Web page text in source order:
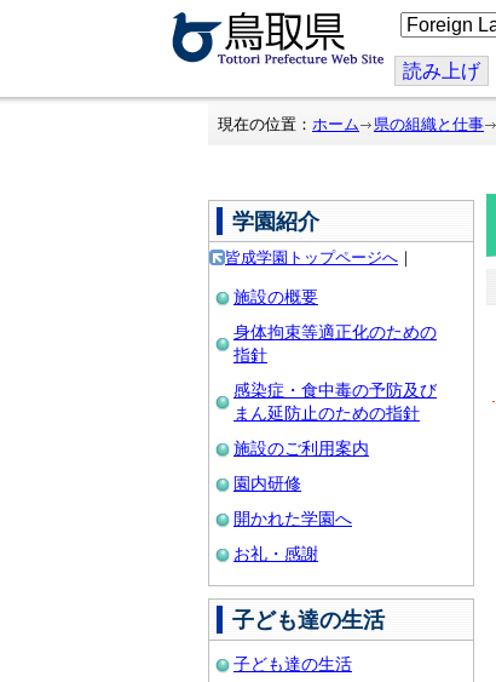
こ
の
ジ
を
翻
読み上げ
現在の位置： ホーム 県の組織と仕事
学園紹介
皆成学園トップページへ ｜
施設の概要
身体拘束等適正化のための
指針
感染症・食中毒の予防及び
まん延防止のための指針
施設のご利用案内
園内研修
開かれた学園へ
お礼・感謝
子ども達の生活
子ども達の生活